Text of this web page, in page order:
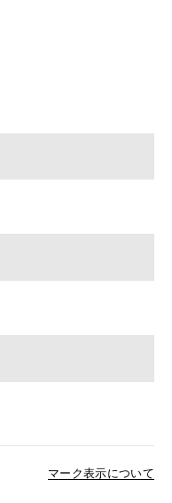
マーク表示について